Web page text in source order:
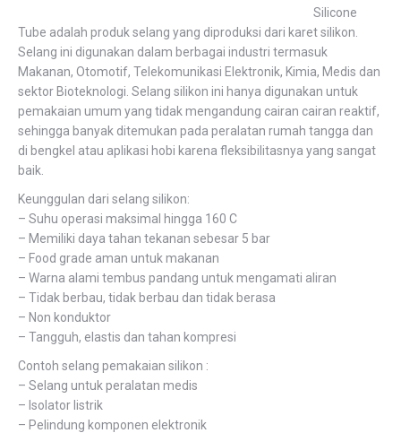
Silicone
Tube adalah produk selang yang diproduksi dari karet silikon.
Selang ini digunakan dalam berbagai industri termasuk
Makanan, Otomotif, Telekomunikasi Elektronik, Kimia, Medis dan
sektor Bioteknologi. Selang silikon ini hanya digunakan untuk
pemakaian umum yang tidak mengandung cairan cairan reaktif,
sehingga banyak ditemukan pada peralatan rumah tangga dan
di bengkel atau aplikasi hobi karena fleksibilitasnya yang sangat
baik.
Keunggulan dari selang silikon:
– Suhu operasi maksimal hingga 160 C
– Memiliki daya tahan tekanan sebesar 5 bar
– Food grade aman untuk makanan
– Warna alami tembus pandang untuk mengamati aliran
– Tidak berbau, tidak berbau dan tidak berasa
– Non konduktor
– Tangguh, elastis dan tahan kompresi
Contoh selang pemakaian silikon :
– Selang untuk peralatan medis
– Isolator listrik
– Pelindung komponen elektronik